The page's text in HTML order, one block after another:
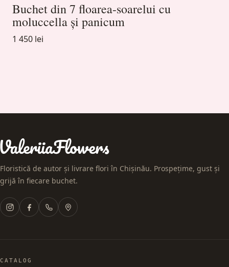
Buchet din 7 floarea-soarelui cu
moluccella și panicum
1 450 lei
Floristică de autor și livrare flori în Chișinău. Prospețime, gust și
grijă în fiecare buchet.
CATALOG